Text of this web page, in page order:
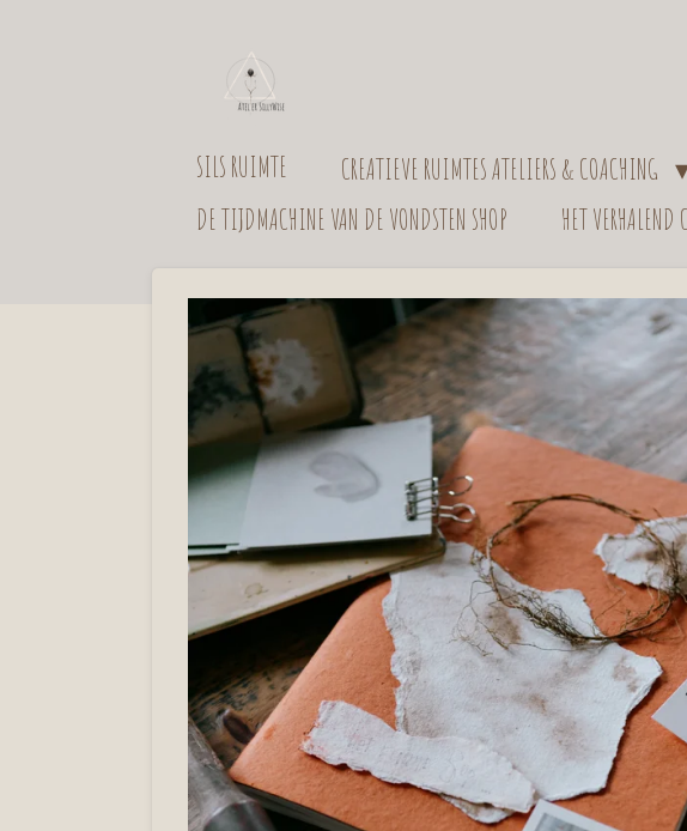
SILS RUIMTE CREATIEVE RUIMTES ATELIERS & COACHING
DE TIJDMACHINE VAN DE VONDSTEN SHOP
HET VERHALEND